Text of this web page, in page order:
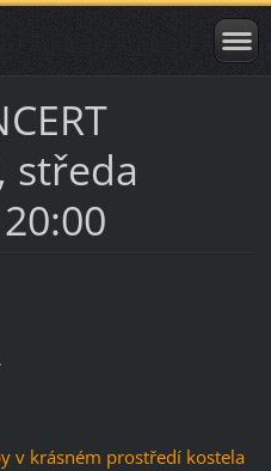
středa
v krásném prostředí kostela